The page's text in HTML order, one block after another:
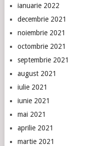
ianuarie 2022
decembrie 2021
noiembrie 2021
octombrie 2021
septembrie 2021
august 2021
iulie 2021
iunie 2021
mai 2021
aprilie 2021
martie 2021